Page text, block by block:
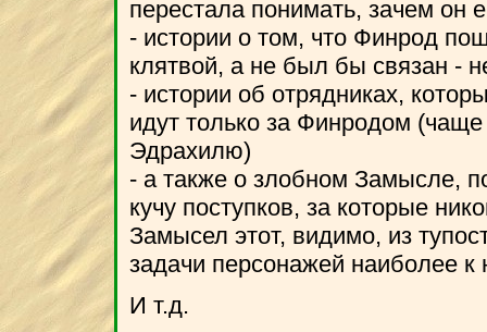
перестала понимать, зачем он
- истории о том, что Финрод
клятвой, а не был бы связан -
- истории об отрядниках,
идут только за Финродом (чаще
Эдрахилю)
- а также о злобном Замысле,
кучу поступков, за которые
Замысел этот, видимо, из
задачи персонажей наиболее
И т.д.